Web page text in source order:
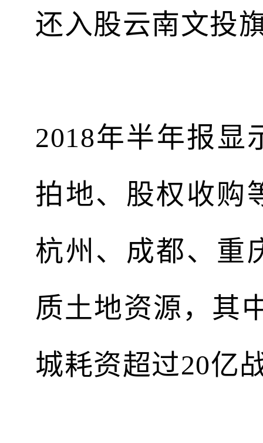
还入股云南文投
2018年半年报显
拍地、股权收购
杭州、成都、重
质土地资源，其
城耗资超过20亿